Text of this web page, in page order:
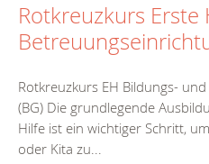
Rotkreuzkurs
Rotkreuzkurs EH Bildungs-
(BG) Die grundlegende
Hilfe ist ein wichtiger Schritt,
oder Kita zu...